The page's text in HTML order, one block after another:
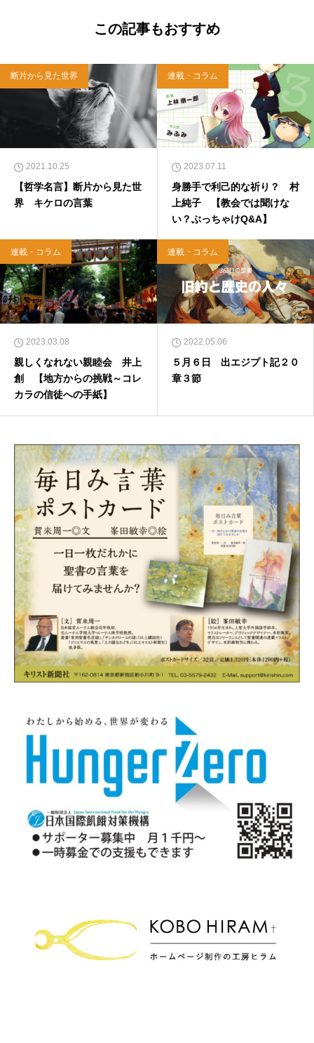
西洋哲学超入門〜』（日本実業出版）、『人生
イヤモンド社）、『世界一ゆるい聖書入門』、
『世界一ゆるい聖書教室』（「ふざけ担当」LE
ONとの共著、講談社）などがある。新著<a hr
ef="https://amzn.to/376F9aC">『ふっと心がラ
クになる 眠れぬ夜の聖書のことば』（大和書
房）</a>２０２２年３月１５日発売。
この記事もおすすめ
断片から見た世界
2021.10.25
【哲学名言】断片から見た世
界 キケロの言葉
連載・コラム
2023.07.11
身勝手で利己的な祈り？ 村
上純子 【教会では聞けな
い？ぶっちゃけQ&A】
連載・コラム
2023.03.08
親しくなれない親睦会 井上
創 【地方からの挑戦～コレ
カラの信徒への手紙】
連載・コラム
2022.05.06
５月６日 出エジプト記２０
章３節